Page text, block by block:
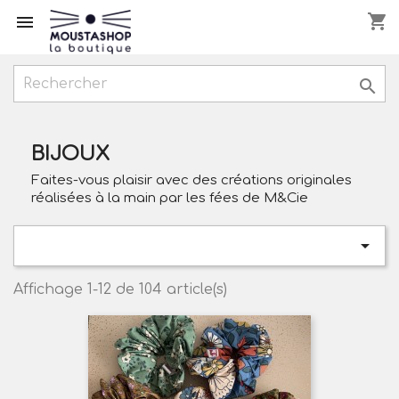
 shopping_cart

BIJOUX
Faites-vous plaisir avec des créations originales
réalisées à la main par les fées de M&Cie

Affichage 1-12 de 104 article(s)